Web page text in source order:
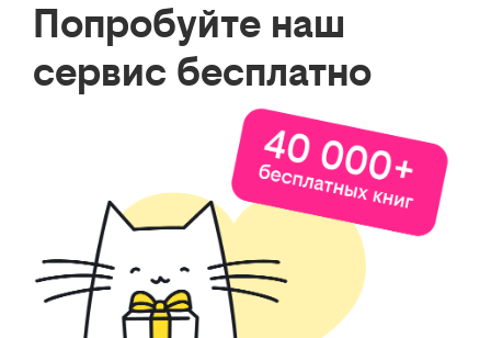
Попробуйте наш
сервис бесплатно